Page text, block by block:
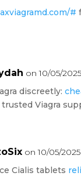
#
on 10/05/
discreetly:
trusted Viagra
on 10/05/
Cialis tablets